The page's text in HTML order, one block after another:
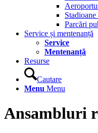
Parcări
Service și mentenanță
Service
Mentenanță
Resurse
Cautare
Menu Menu
Ansambluri